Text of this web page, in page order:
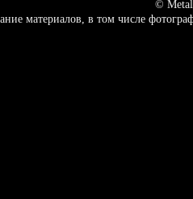
©
материалов, в том числе